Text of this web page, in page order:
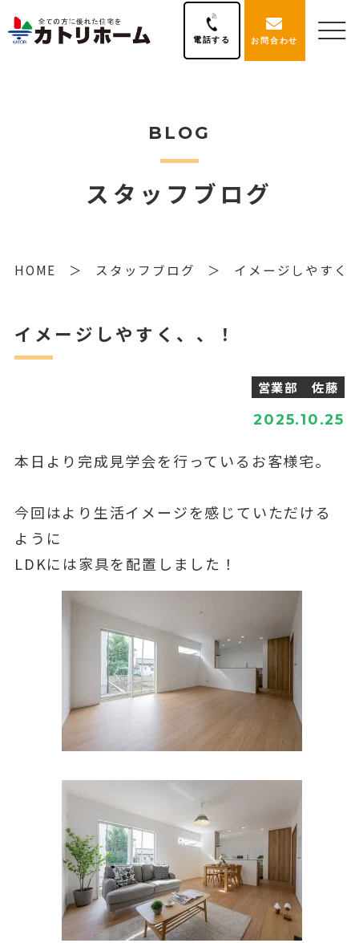
電話する お問合わせ
BLOG
スタッフブログ
HOME スタッフブログ イメージしやすく
イメージしやすく、、！
営業部 佐藤
2025.10.25
本日より完成見学会を行っているお客様宅。
今回はより生活イメージを感じていただける
ように
LDKには家具を配置しました！